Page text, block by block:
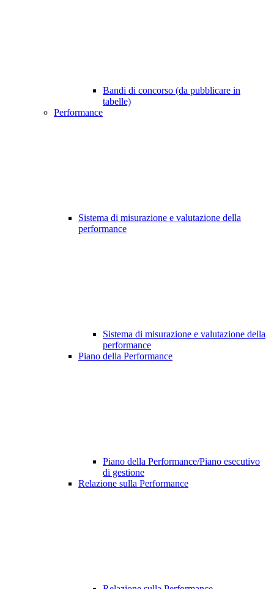
Bandi di concorso (da pubblicare in
tabelle)
Performance
Sistema di misurazione e valutazione della
performance
Sistema di misurazione e valutazione della
performance
Piano della Performance
Piano della Performance/Piano esecutivo
di gestione
Relazione sulla Performance